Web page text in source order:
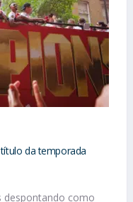
da temporada
despontando como